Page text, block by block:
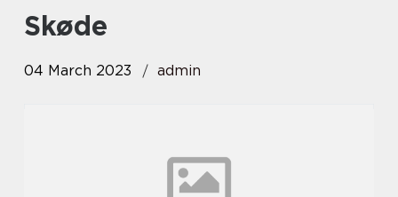
skøde
04 March 2023 admin